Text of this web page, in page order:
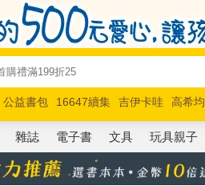
公益書包 16647續集 吉伊卡哇 高希均
馬斯克 玩具總動員5 超慢跑
雜誌 電子書 文具 玩具親子